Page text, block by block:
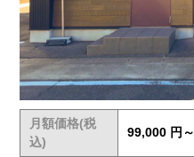
月額価格(税
込)
99,000 円～